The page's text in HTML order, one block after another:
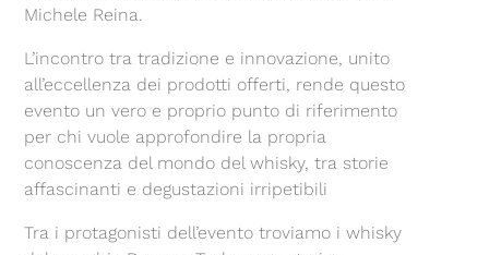
Michele Reina.
L’incontro tra tradizione e innovazione, unito
all’eccellenza dei prodotti offerti, rende questo
evento un vero e proprio punto di riferimento
per chi vuole approfondire la propria
conoscenza del mondo del whisky, tra storie
affascinanti e degustazioni irripetibili
Tra i protagonisti dell’evento troviamo i whisky